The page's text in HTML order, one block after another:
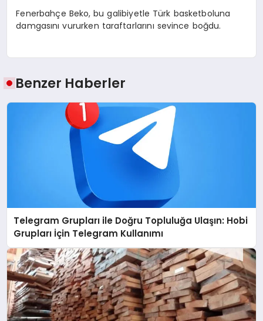
Fenerbahçe Beko, bu galibiyetle Türk basketboluna
damgasını vururken taraftarlarını sevince boğdu.
Benzer Haberler
Telegram Grupları ile Doğru Topluluğa Ulaşın: Hobi
Grupları İçin Telegram Kullanımı